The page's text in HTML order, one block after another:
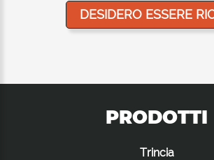
PRODOTTI
Trincia